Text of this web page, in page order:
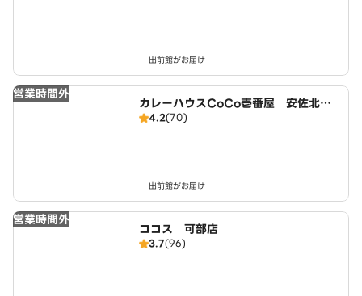
出前館がお届け
営業時間外
カレーハウスCoCo壱番屋 安佐北区
可部店（SD）
4.2(70)
出前館がお届け
営業時間外
ココス 可部店
3.7(96)